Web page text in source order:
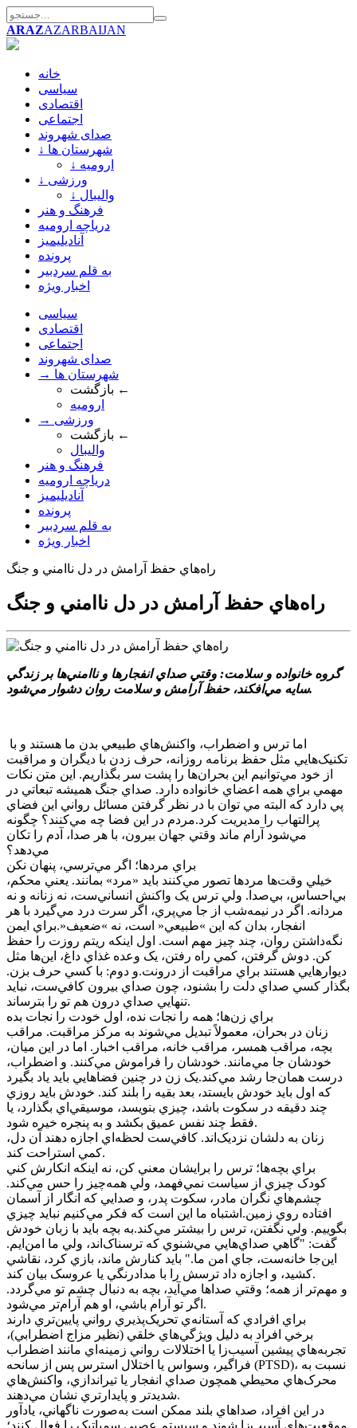
ARAZAZARBAIJAN
خانه
سیاسی
اقتصادی
اجتماعی
صدای شهروند
↓ شهرستان ها
↓ ارومیه
↓ ورزشی
↓ والیبال
فرهنگ و هنر
دریاچه ارومیه
آنادیلیمیز
پرونده
به قلم سردبیر
اخبار ویژه
سیاسی
اقتصادی
اجتماعی
صدای شهروند
→ شهرستان ها
بازگشت ←
ارومیه
→ ورزشی
بازگشت ←
والیبال
فرهنگ و هنر
دریاچه ارومیه
آنادیلیمیز
پرونده
به قلم سردبیر
اخبار ویژه
راه‌هاي حفظ آرامش در دل ناامني و جنگ
راه‌هاي حفظ آرامش در دل ناامني و جنگ
گروه خانواده و سلامت: وقتي صداي انفجارها و ناامني‌ها بر زندگي
سايه مي‌افکند، حفظ آرامش و سلامت روان دشوار مي‌شود.
تکنيک‌هايي مثل حفظ برنامه روزانه، حرف زدن با ديگران و مراقبت
از خود مي‌توانيم اين بحران‌ها را پشت سر بگذاريم. اين متن نکات
مهمي براي همه اعضاي خانواده دارد. صداي جنگ هميشه تبعاتي در
پي دارد که البته مي توان با در نظر گرفتن مسائل رواني اين فضاي
پرالتهاب را مديريت کرد.مردم در اين فضا چه مي‌کنند؟ چگونه
مي‌شود آرام ماند وقتي جهان بيرون، با هر صدا، آدم را تکان
مي‌دهد؟
براي مردها؛ اگر مي‌ترسي، پنهان نکن
خيلي وقت‌ها مردها تصور مي‌کنند بايد «مرد» بمانند. يعني محکم،
بي‌احساس، بي‌صدا. ولي ترس يک واکنش انساني‌ست، نه زنانه و نه
مردانه. اگر در نيمه‌شب از جا مي‌پري، اگر سرت درد مي‌گيرد با هر
انفجار، بدان که اين »طبيعي« است، نه »ضعيف«.براي ايمن
نگه‌داشتن روان، چند چيز مهم است. اول اينکه ريتم روزت را حفظ
کن. دوش گرفتن، کمي راه رفتن، يک وعده غذاي داغ، اين‌ها مثل
ديوارهايي هستند براي مراقبت از درونت.و دوم: با کسي حرف بزن.
بگذار کسي صداي دلت را بشنود، چون صداي بيرون کافي‌ست، نبايد
تنهايي صداي درون هم تو را بترساند.
براي زن‌ها؛ همه را نجات نده، اول خودت را نجات بده
زنان در بحران، معمولاً تبديل مي‌شوند به مرکز مراقبت. مراقب
بچه، مراقب همسر، مراقب خانه، مراقب اخبار. اما در اين ميان،
خودشان جا مي‌مانند. خودشان را فراموش مي‌کنند. و اضطراب،
درست همان‌جا رشد مي‌کند.يک زن در چنين فضاهايي بايد ياد بگيرد
که اول بايد خودش بايستد، بعد بقيه را بلند کند. خودش بايد روزي
چند دقيقه در سکوت باشد، چيزي بنويسد، موسيقي‌اي بگذارد، يا
فقط چند نفس عميق بکشد و به پنجره خيره شود.
زنان به دلشان نزديک‌اند. کافي‌ست لحظه‌اي اجازه دهند آن دل،
کمي استراحت کند.
براي بچه‌ها؛ ترس را برايشان معني کن، نه اينکه انکارش کني
کودک چيزي از سياست نمي‌فهمد، ولي همه‌چيز را حس مي‌کند.
چشم‌هاي نگران مادر، سکوت پدر، و صدايي که انگار از آسمان
افتاده روي زمين.اشتباه ما اين است که فکر مي‌کنيم نبايد چيزي
بگوييم. ولي نگفتن، ترس را بيشتر مي‌کند.به بچه بايد با زبان خودش
گفت: "گاهي صداي‌هايي مي‌شنوي که ترسناک‌اند، ولي ما امن‌ايم.
اين‌جا خانه‌ست، جاي امن ما." بايد کنارش ماند، بازي کرد، نقاشي
کشيد، و اجازه داد ترسش را با مدادرنگي يا عروسک بيان کند.
و مهم‌تر از همه؛ وقتي صداها مي‌آيد، بچه به دنبال چشم تو مي‌گردد.
اگر تو آرام باشي، او هم آرام‌تر مي‌شود.
براي افرادي که آستانه‌ي تحريک‌پذيري رواني پايين‌تري دارند
برخي افراد به دليل ويژگي‌هاي خلقي (نظير مزاج اضطرابي)،
تجربه‌هاي پيشين آسيب‌زا يا اختلالات رواني زمينه‌اي مانند اضطراب
فراگير، وسواس يا اختلال استرس پس از سانحه (PTSD)، نسبت به
محرک‌هاي محيطي همچون صداي انفجار يا تيراندازي، واکنش‌هاي
شديدتر و پايدارتري نشان مي‌دهند.
در اين افراد، صداهاي بلند ممکن است به‌صورت ناگهاني، يادآور
موقعيت‌هاي آسيب‌زا شوند و سيستم عصبي سمپاتيک را فعال کنند؛